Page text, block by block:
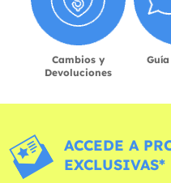
Cambios y
Devoluciones
ACCEDE A
EXCLUSIVAS*